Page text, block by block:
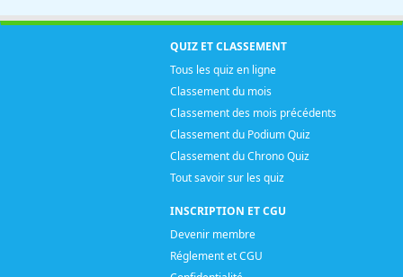
QUIZ ET CLASSEMENT
Tous les quiz en ligne
Classement du mois
Classement des mois précédents
Classement du Podium Quiz
Classement du Chrono Quiz
Tout savoir sur les quiz
INSCRIPTION ET CGU
Devenir membre
Réglement et CGU